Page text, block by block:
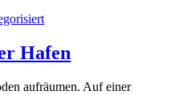
Hafen
aufräumen. Auf einer